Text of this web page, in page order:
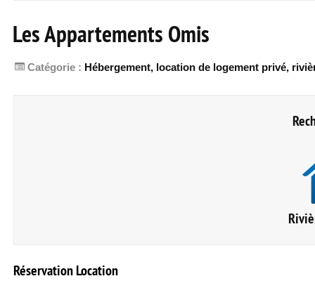
Les Appartements Omis
Catégorie : Hébergement, location de logement privé,
RéservationLocation